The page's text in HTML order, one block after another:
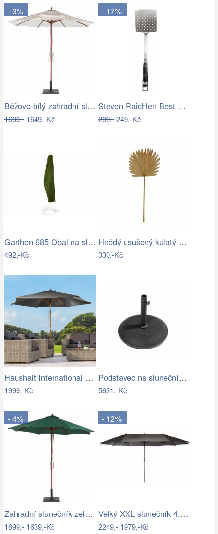
- 3%
Béžovo-bílý zahradní slunečník ⌀260 cm…
1699,-1649,-Kč
- 17%
Steven Raichlen Best of Barbecue…
299,-249,-Kč
Garthen 685 Obal na slunečník s…
492,-Kč
Hnědý usušený kulatý dekorativní list…
330,-Kč
Haushalt International Dřevěný…
1999,-Kč
Podstavec na slunečník 50kg-GD
5631,-Kč
- 4%
Zahradní slunečník zelený kruhový…
1699,-1639,-Kč
- 12%
Velký XXL slunečník 4,5 m - antracit,…
2249,-1979,-Kč